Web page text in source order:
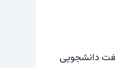
دانشجویی